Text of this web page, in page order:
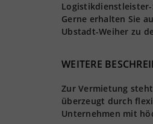
Gerne erhalten Sie
Ubstadt-Weiher zu
WEITERE
Zur Vermietung
überzeugt durch
Unternehmen mit